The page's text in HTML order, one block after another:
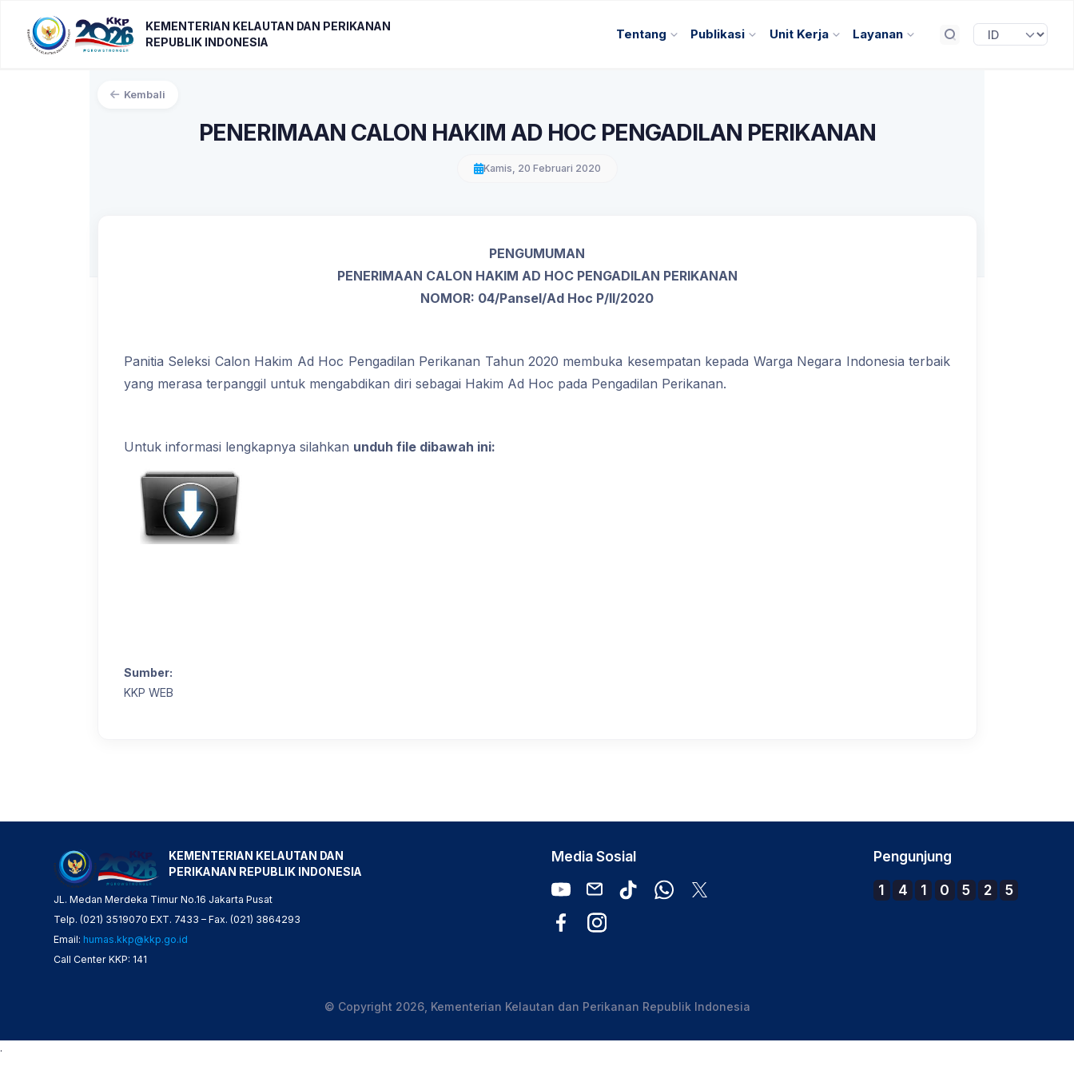
KEMENTERIAN KELAUTAN DAN PERIKANAN
REPUBLIK INDONESIA
Tentang Publikasi Unit Kerja Layanan
Kembali
PENERIMAAN CALON HAKIM AD HOC PENGADILAN PERIKANAN
Kamis, 20 Februari 2020
PENGUMUMAN
PENERIMAAN CALON HAKIM AD HOC PENGADILAN PERIKANAN
NOMOR: 04/Pansel/Ad Hoc P/II/2020
Panitia Seleksi Calon Hakim Ad Hoc Pengadilan Perikanan Tahun 2020 membuka kesempatan kepada Warga Negara Indonesia terbaik
yang merasa terpanggil untuk mengabdikan diri sebagai Hakim Ad Hoc pada Pengadilan Perikanan.
Untuk informasi lengkapnya silahkan unduh file dibawah ini:
Sumber:
KKP WEB
KEMENTERIAN KELAUTAN DAN
PERIKANAN REPUBLIK INDONESIA
JL. Medan Merdeka Timur No.16 Jakarta Pusat
Telp. (021) 3519070 EXT. 7433 – Fax. (021) 3864293
Email: humas.kkp@kkp.go.id
Call Center KKP: 141
Media Sosial Pengunjung
1 4 1 0 5 2 5
© Copyright 2026, Kementerian Kelautan dan Perikanan Republik Indonesia
.